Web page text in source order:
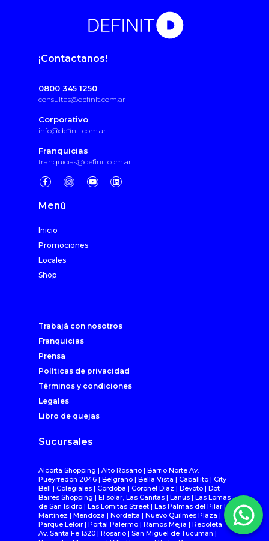
¡Contactanos!
0800 345 1250
consultas@definit.com.ar
Corporativo
info@definit.com.ar
Franquicias
franquicias@definit.com.ar
Menú
Inicio
Promociones
Locales
Shop
Trabajá con nosotros
Franquicias
Prensa
Políticas de privacidad
Términos y condiciones
Legales
Libro de quejas
Sucursales
Alcorta Shopping | Alto Rosario | Barrio Norte Av.
Pueyrredón 2046 | Belgrano | Bella Vista | Caballito | City
Bell | Colegiales | Cordoba | Coronel Diaz | Devoto | Dot
Baires Shopping | El solar, Las Cañitas | Lanús | Las Lomas
de San Isidro | Las Lomitas Street | Las Palmas del Pilar |
Martínez | Mendoza | Nordelta | Nuevo Quilmes Plaza |
Parque Leloir | Portal Palermo | Ramos Mejía | Recoleta
Av. Santa Fe 1320 | Rosario | San Miguel de Tucumán |